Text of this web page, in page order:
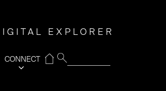
EXPLORER
CONNECT
⌂